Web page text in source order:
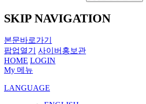
SKIP NAVIGATION
본문바로가기
팝업열기
사이버홍보관
HOME LOGIN
My 메뉴
LANGUAGE